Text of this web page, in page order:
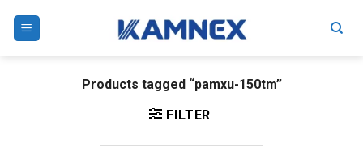
Products tagged “pamxu-150tm”
FILTER